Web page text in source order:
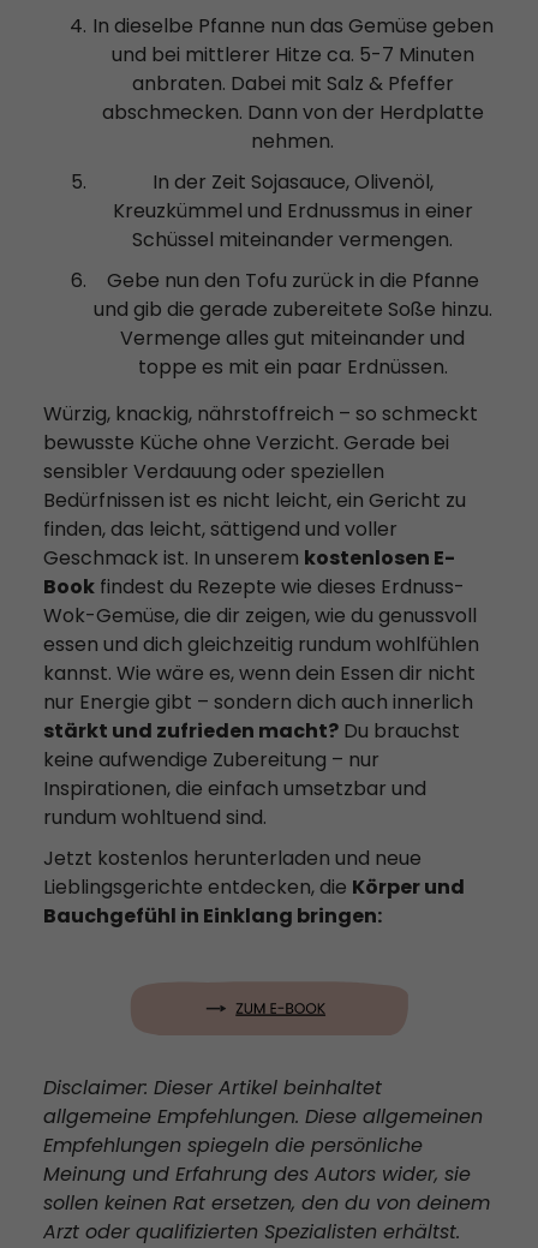
In dieselbe Pfanne nun das Gemüse geben
und bei mittlerer Hitze ca. 5-7 Minuten
anbraten. Dabei mit Salz & Pfeffer
abschmecken. Dann von der Herdplatte
nehmen.
In der Zeit Sojasauce, Olivenöl,
Kreuzkümmel und Erdnussmus in einer
Schüssel miteinander vermengen.
Gebe nun den Tofu zurück in die Pfanne
und gib die gerade zubereitete Soße hinzu.
Vermenge alles gut miteinander und
toppe es mit ein paar Erdnüssen.
Würzig, knackig, nährstoffreich – so schmeckt
bewusste Küche ohne Verzicht. Gerade bei
sensibler Verdauung oder speziellen
Bedürfnissen ist es nicht leicht, ein Gericht zu
finden, das leicht, sättigend und voller
Geschmack ist. In unserem kostenlosen E-
Bookfindest du Rezepte wie dieses Erdnuss-
Wok-Gemüse, die dir zeigen, wie du genussvoll
essen und dich gleichzeitig rundum wohlfühlen
kannst. Wie wäre es, wenn dein Essen dir nicht
nur Energie gibt – sondern dich auch innerlich
stärkt und zufrieden macht?Du brauchst
keine aufwendige Zubereitung – nur
Inspirationen, die einfach umsetzbar und
rundum wohltuend sind.
Jetzt kostenlos herunterladen und neue
Lieblingsgerichte entdecken, die Körper und
Bauchgefühl in Einklang bringen:
Disclaimer: Dieser Artikel beinhaltet
allgemeine Empfehlungen. Diese allgemeinen
Empfehlungen spiegeln die persönliche
Meinung und Erfahrung des Autors wider, sie
sollen keinen Rat ersetzen, den du von deinem
Arzt oder qualifizierten Spezialisten erhältst.